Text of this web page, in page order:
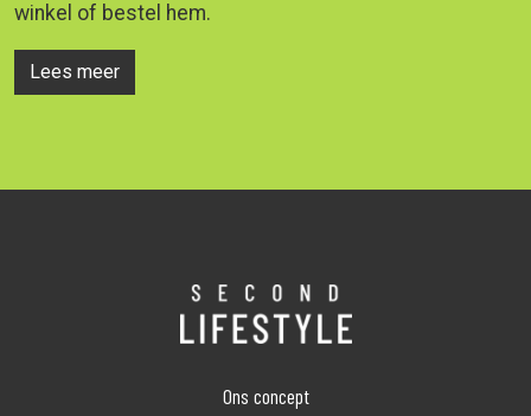
winkel of bestel hem.
Lees meer
Ons concept